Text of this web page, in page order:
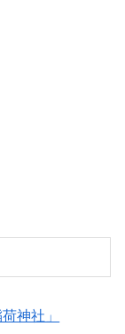
神社」